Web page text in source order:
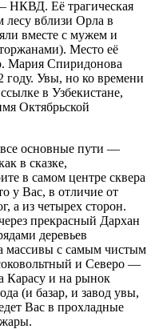
НКВД. Её трагическая
лесу вблизи Орла в
вместе с мужем и
Место её
Мария Спиридонова
году. Увы, но ко времени
в Узбекистане,
Октябрьской
все основные пути —
в сказке,
в самом центре сквера
у Вас, в отличие от
а из четырех сторон.
прекрасный Дархан
деревьев
массивы с самым чистым
и Северо —
Карасу и на рынок
(и базар, и завод увы,
Вас в прохладные